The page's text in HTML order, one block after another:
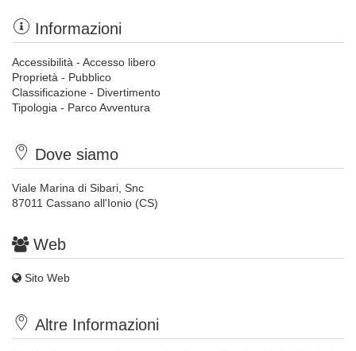
Informazioni
Accessibilità - Accesso libero
Proprietà - Pubblico
Classificazione - Divertimento
Tipologia - Parco Avventura
Dove siamo
Viale Marina di Sibari, Snc
87011 Cassano all'Ionio (CS)
Web
Sito Web
Altre Informazioni